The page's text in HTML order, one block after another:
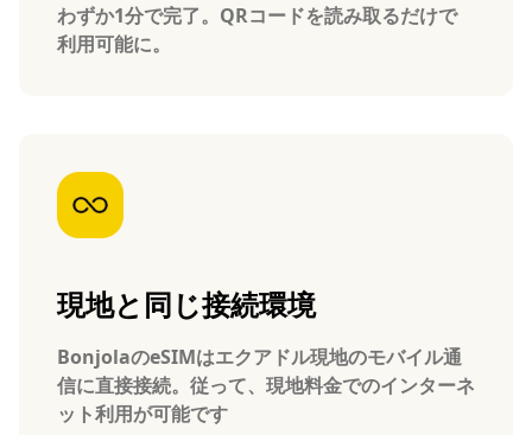
わずか1分で完了。QRコードを読み取るだけで
利用可能に。
現地と同じ接続環境
BonjolaのeSIMはエクアドル現地のモバイル通
信に直接接続。従って、現地料金でのインターネ
ット利用が可能です